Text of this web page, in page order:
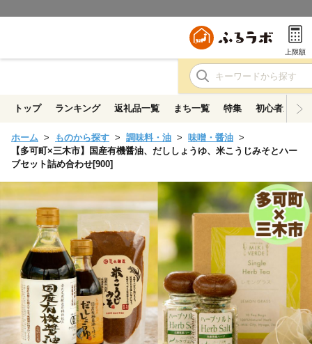
上限額
トップ ランキング 返礼品一覧 まち一覧 特集 初心者ガイド
ホーム ものから探す 調味料・油
味噌・醤油
【多可町×三木市】国産有機醤油、だししょうゆ、米こうじみそとハー
ブセット詰め合わせ[900]